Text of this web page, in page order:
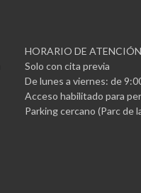
HORARIO DE
Solo con cita previa
De lunes a viernes: de
Acceso habilitado para
Parking cercano (Parc de